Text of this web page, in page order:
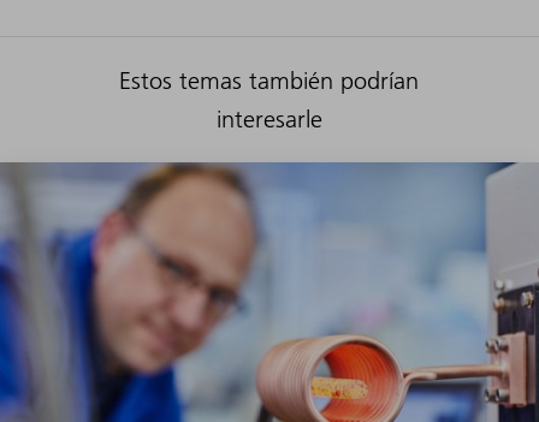
Estos temas también podrían
interesarle